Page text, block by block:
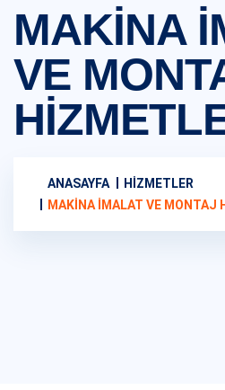
MAKINA
VE
ANASAYFA
HIZMETLER
MAKINA İMALAT VE MONTAJ